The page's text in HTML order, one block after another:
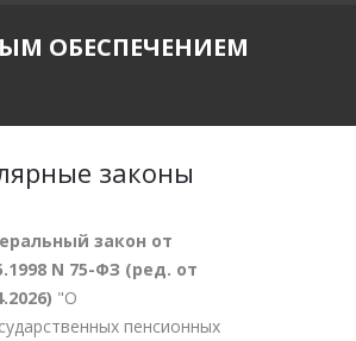
ОБЕСПЕЧЕНИЕМ
законы
закон от
N 75-ФЗ (ред. от
"О
пенсионных